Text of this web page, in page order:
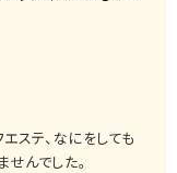
ステ、なにをしても
んでした。